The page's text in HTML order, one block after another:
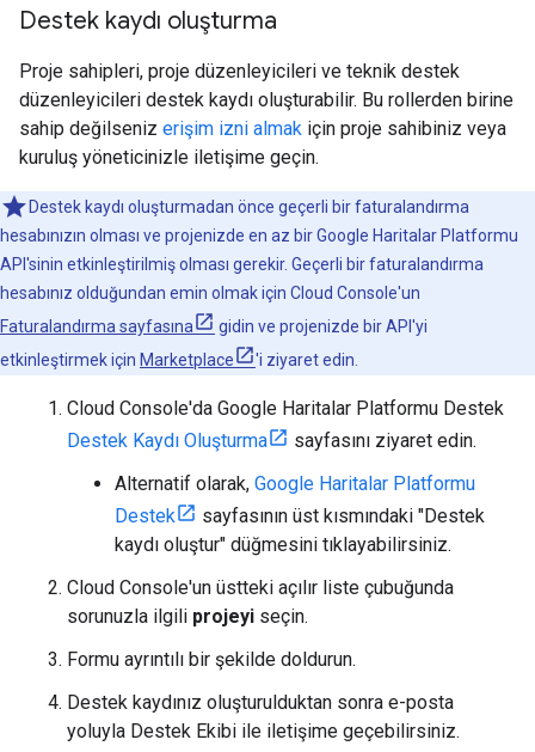
Destek kaydı oluşturma
Proje sahipleri, proje düzenleyicileri ve teknik destek
düzenleyicileri destek kaydı oluşturabilir. Bu rollerden birine
sahip değilseniz erişim izni almak için proje sahibiniz veya
kuruluş yöneticinizle iletişime geçin.
Destek kaydı oluşturmadan önce geçerli bir faturalandırma
hesabınızın olması ve projenizde en az bir Google Haritalar Platformu
API'sinin etkinleştirilmiş olması gerekir. Geçerli bir faturalandırma
hesabınız olduğundan emin olmak için Cloud Console'un
Faturalandırma sayfasına
gidin ve projenizde bir API'yi
etkinleştirmek için Marketplace 'i ziyaret edin.
Cloud Console'da Google Haritalar Platformu Destek
Destek Kaydı Oluşturma
sayfasını ziyaret edin.
Alternatif olarak, Google Haritalar Platformu
Destek
sayfasının üst kısmındaki "Destek
kaydı oluştur" düğmesini tıklayabilirsiniz.
Cloud Console'un üstteki açılır liste çubuğunda
sorunuzla ilgili projeyi seçin.
Formu ayrıntılı bir şekilde doldurun.
Destek kaydınız oluşturulduktan sonra e-posta
yoluyla Destek Ekibi ile iletişime geçebilirsiniz.